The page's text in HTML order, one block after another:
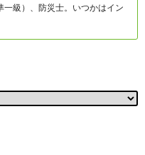
級）、防災士。いつかはイン